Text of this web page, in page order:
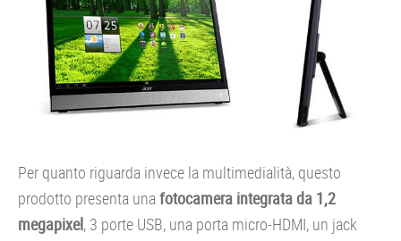
Per quanto riguarda invece la multimedialità, questo
prodotto presenta unafotocamera integrata da 1,2
megapixel, 3 porte USB, una porta micro-HDMI, un jack